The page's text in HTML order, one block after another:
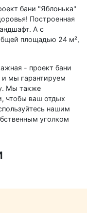
бани "Яблонька"
Построенная
А с
площадью 24 м²,
- проект бани
и мы гарантируем
Мы также
чтобы ваш отдых
нашим
уголком